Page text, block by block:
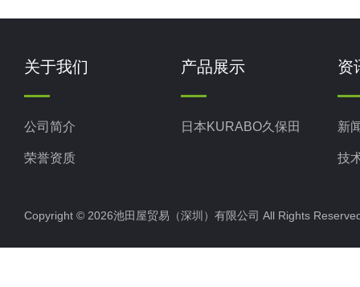
关于我们
公司简介
荣誉资质
产品展示
日本KURABO久保田
资
新
技
Copyright © 2026池田屋贸易（深圳）有限公司 All Rights